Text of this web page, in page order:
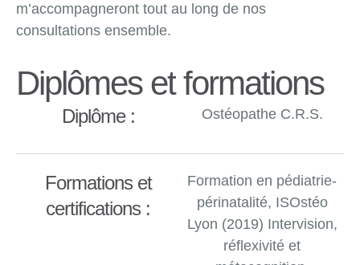
m’accompagneront tout au long de nos
consultations ensemble.
Diplômes et formations
Diplôme : Ostéopathe C.R.S.
Formations et
certifications :
Formation en pédiatrie-
périnatalité, ISOstéo
Lyon (2019) Intervision,
réflexivité et